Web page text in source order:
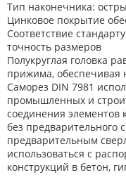
Тип наконечника:
Цинковое покрытие
Соответствие
точность размеров
Полукруглая головка
прижима, обеспечивая
Саморез DIN 7981
промышленных и
соединения элементов
без предварительного
предварительным
использоваться с
конструкций в бетон,